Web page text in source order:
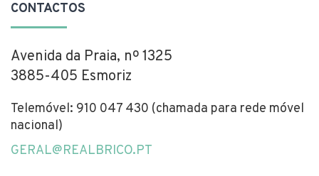
CONTACTOS
Avenida da Praia, nº 1325
3885-405 Esmoriz
Telemóvel: 910 047 430 (chamada para rede móvel
nacional)
GERAL@REALBRICO.PT